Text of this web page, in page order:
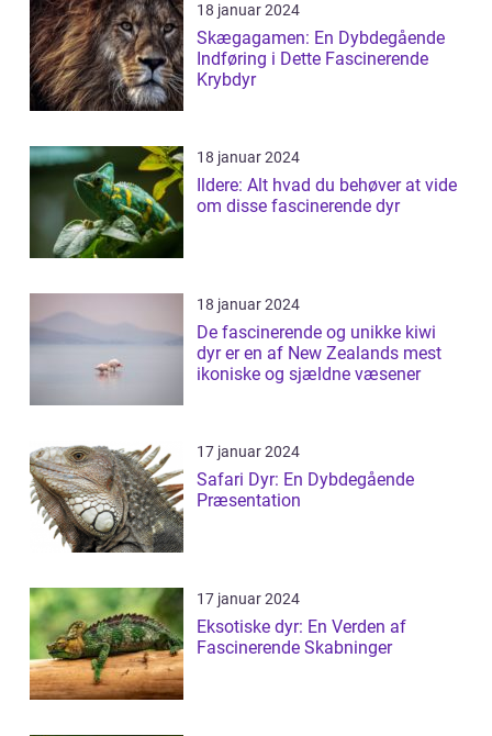
18 januar 2024
Skægagamen: En Dybdegående
Indføring i Dette Fascinerende
Krybdyr
18 januar 2024
Ildere: Alt hvad du behøver at vide
om disse fascinerende dyr
18 januar 2024
De fascinerende og unikke kiwi
dyr er en af New Zealands mest
ikoniske og sjældne væsener
17 januar 2024
Safari Dyr: En Dybdegående
Præsentation
17 januar 2024
Eksotiske dyr: En Verden af
Fascinerende Skabninger